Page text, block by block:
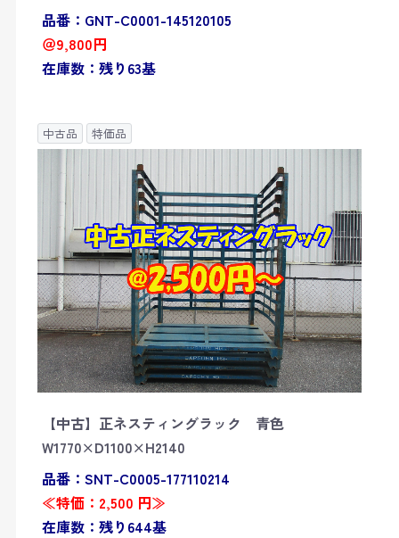
品番：GNT-C0001-145120105
＠9,800円
在庫数：残り63基
中古品 特価品
【中古】正ネスティングラック 青色
W1770×D1100×H2140
品番：SNT-C0005-177110214
≪特価：2,500 円≫
在庫数：残り644基